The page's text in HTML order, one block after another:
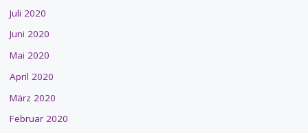
Juli 2020
Juni 2020
Mai 2020
April 2020
März 2020
Februar 2020